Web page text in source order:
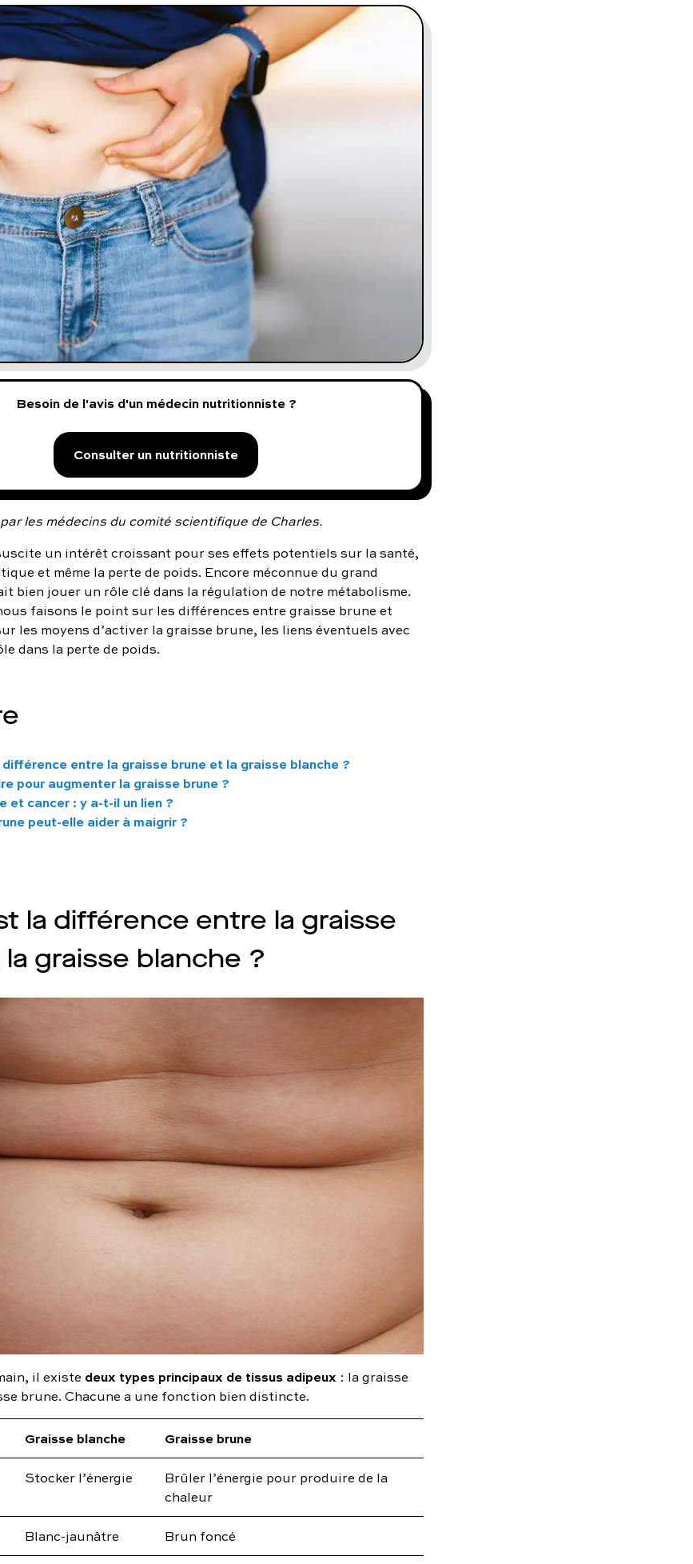
nos pathologiessexuelles
contact@charles.co
Besoin de l'avis d'un médecin nutritionniste ?
Consulter un nutritionniste
les médecins du comité scientifique de Charles.
un intérêt croissant pour ses effets potentiels sur la santé,
et même la perte de poids. Encore méconnue du grand
bien jouer un rôle clé dans la régulation de notre métabolisme.
faisons le point sur les différences entre graisse brune et
les moyens d’activer la graisse brune, les liens éventuels avec
dans la perte de poids.
entre la graisse brune et la graisse blanche ?
pour augmenter la graisse brune ?
et cancer : y a-t-il un lien ?
peut-elle aider à maigrir ?
la différence entre la graisse
graisse blanche ?
il existe deux types principaux de tissus adipeux : la graisse
brune. Chacune a une fonction bien distincte.
Graisse blanche Graisse brune
Stocker l’énergie
Brûler l’énergie pour produire de la
chaleur
Blanc-jaunâtre Brun foncé